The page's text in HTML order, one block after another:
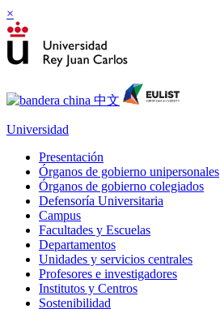
×
Universidad
Presentación
Órganos de gobierno unipersonales
Órganos de gobierno colegiados
Defensoría Universitaria
Campus
Facultades y Escuelas
Departamentos
Unidades y servicios centrales
Profesores e investigadores
Institutos y Centros
Sostenibilidad